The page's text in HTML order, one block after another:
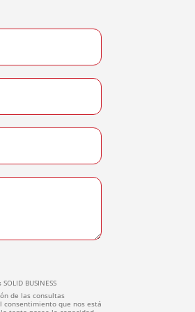
BUSINESS
de las consultas
que nos está